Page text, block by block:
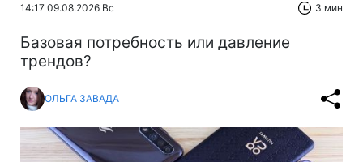
14:17 09.08.2026 Вс 3 мин
Базовая потребность или давление
трендов?
ОЛЬГА ЗАВАДА